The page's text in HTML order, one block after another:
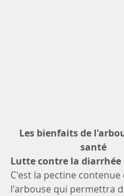
Les bienfaits de
santé
Lutte contre la diarrhée
C'est la pectine contenue
l'arbouse qui permettra